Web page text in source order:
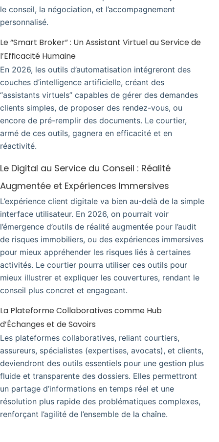
le conseil, la négociation, et l’accompagnement
personnalisé.
Le “Smart Broker” : Un Assistant Virtuel au Service de
l’Efficacité Humaine
En 2026, les outils d’automatisation intégreront des
couches d’intelligence artificielle, créant des
“assistants virtuels” capables de gérer des demandes
clients simples, de proposer des rendez-vous, ou
encore de pré-remplir des documents. Le courtier,
armé de ces outils, gagnera en efficacité et en
réactivité.
Le Digital au Service du Conseil : Réalité
Augmentée et Expériences Immersives
L’expérience client digitale va bien au-delà de la simple
interface utilisateur. En 2026, on pourrait voir
l’émergence d’outils de réalité augmentée pour l’audit
de risques immobiliers, ou des expériences immersives
pour mieux appréhender les risques liés à certaines
activités. Le courtier pourra utiliser ces outils pour
mieux illustrer et expliquer les couvertures, rendant le
conseil plus concret et engageant.
La Plateforme Collaboratives comme Hub
d’Échanges et de Savoirs
Les plateformes collaboratives, reliant courtiers,
assureurs, spécialistes (expertises, avocats), et clients,
deviendront des outils essentiels pour une gestion plus
fluide et transparente des dossiers. Elles permettront
un partage d’informations en temps réel et une
résolution plus rapide des problématiques complexes,
renforçant l’agilité de l’ensemble de la chaîne.